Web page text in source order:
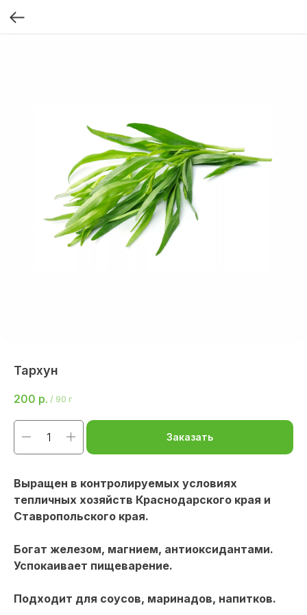
Тархун
200 р. / 90 г
Заказать
Выращен в контролируемых условиях
тепличных хозяйств Краснодарского края и
Ставропольского края.
Богат железом, магнием, антиоксидантами.
Успокаивает пищеварение.
Подходит для соусов, маринадов, напитков.